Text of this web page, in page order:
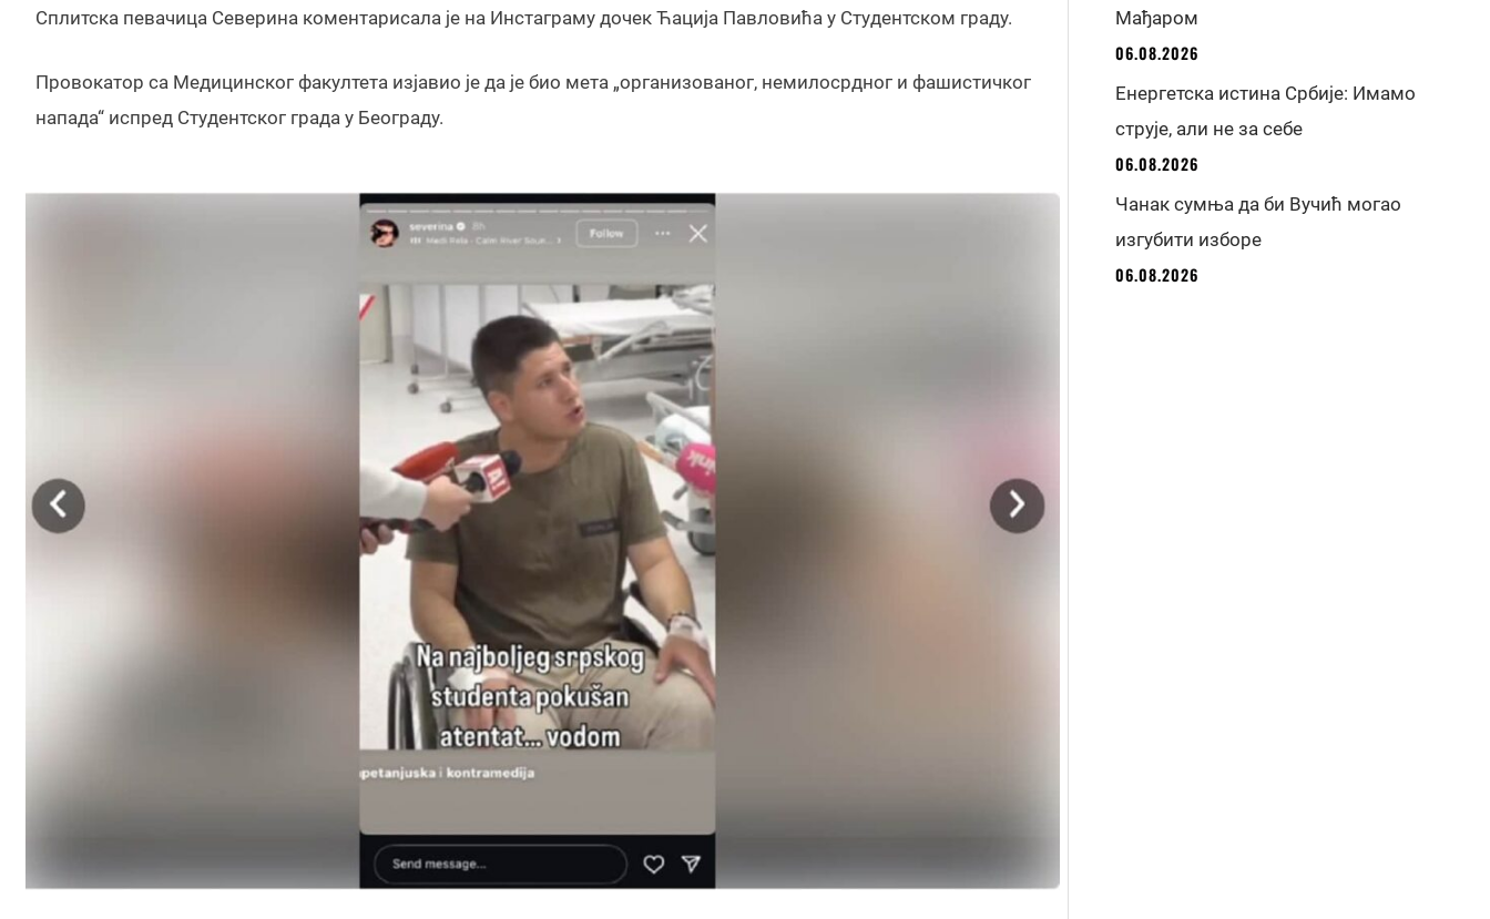
Сплитска певачица Северина коментарисала је на Инстаграму дочек Ћација Павловића у Студентском граду.
Провокатор са Медицинског факултета изјавио је да је био мета „организованог, немилосрдног и фашистичког
напада“ испред Студентског града у Београду.
Мађаром
06.08.2026
Енергетска истина Србије: Имамо
струје, али не за себе
06.08.2026
Чанак сумња да би Вучић могао
изгубити изборе
06.08.2026